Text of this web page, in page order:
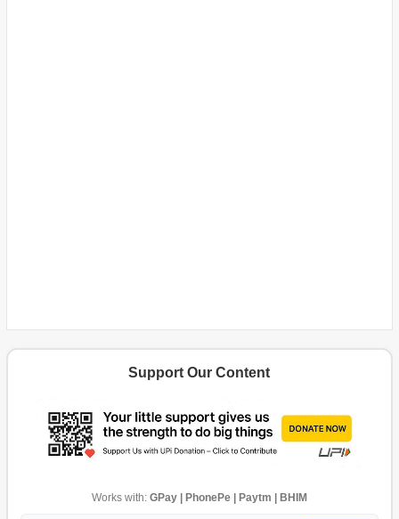
Support Our Content
Works with: GPay | PhonePe | Paytm | BHIM